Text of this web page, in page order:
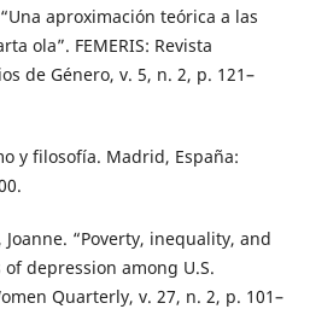
aproximación teórica a las
ola”. FEMERIS: Revista
de Género, v. 5, n. 2, p. 121–
y filosofía. Madrid, España:
Joanne. “Poverty, inequality, and
depression among U.S.
Quarterly, v. 27, n. 2, p. 101–